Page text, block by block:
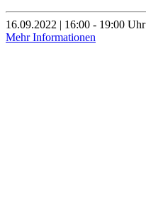
16.09.2022 | 16:00 - 19:00 Uhr
Mehr Informationen